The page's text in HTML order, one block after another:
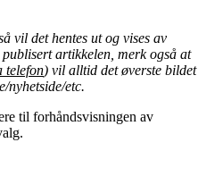
vil det hentes ut og vises av
artikkelen, merk også at
telefon) vil alltid det øverste bildet
nyhetside/etc.
til forhåndsvisningen av